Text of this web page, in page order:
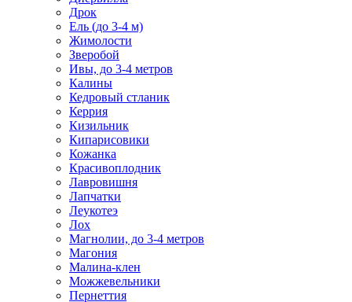
Дрок
Ель (до 3-4 м)
Жимолости
Зверобой
Ивы, до 3-4 метров
Калины
Кедровый стланик
Керрия
Кизильник
Кипарисовики
Кожанка
Красивоплодник
Лавровишня
Лапчатки
Леукотеэ
Лох
Магнолии, до 3-4 метров
Магония
Малина-клен
Можжевельники
Пернеттия